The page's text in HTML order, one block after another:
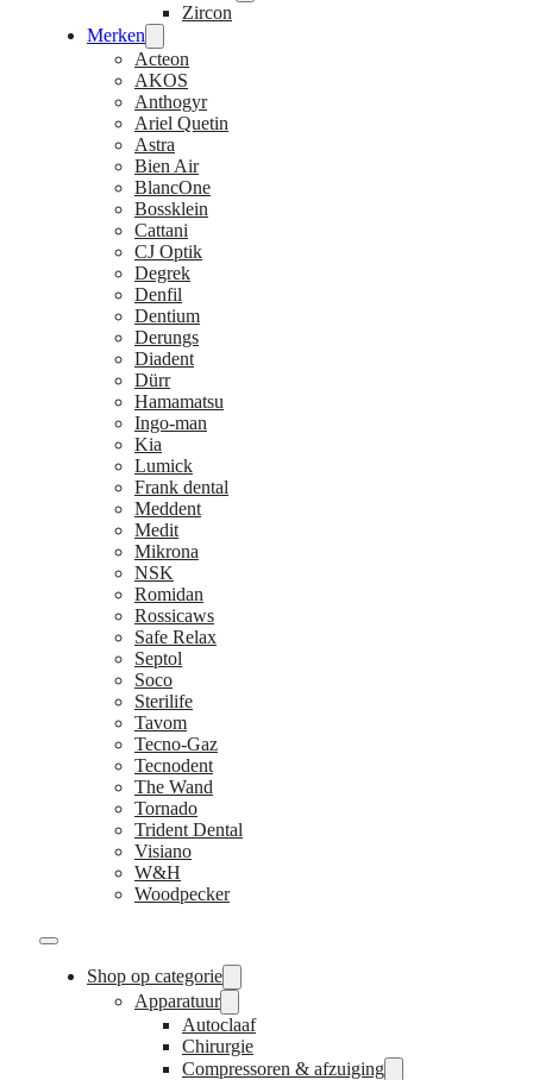
Zircon
Merken
Acteon
AKOS
Anthogyr
Ariel Quetin
Astra
Bien Air
BlancOne
Bossklein
Cattani
CJ Optik
Degrek
Denfil
Dentium
Derungs
Diadent
Dürr
Hamamatsu
Ingo-man
Kia
Lumick
Frank dental
Meddent
Medit
Mikrona
NSK
Romidan
Rossicaws
Safe Relax
Septol
Soco
Sterilife
Tavom
Tecno-Gaz
Tecnodent
The Wand
Tornado
Trident Dental
Visiano
W&H
Woodpecker
Shop op categorie
Apparatuur
Autoclaaf
Chirurgie
Compressoren & afzuiging